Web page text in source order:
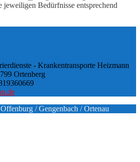
Bedürfnisse entsprechend
- Krankentransporte Heizmann
Ortenberg
/ Gengenbach / Ortenau